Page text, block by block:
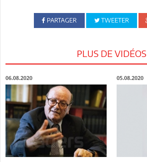
PARTAGER TWEETER
PLUS DE VIDÉOS
06.08.2020 05.08.2020